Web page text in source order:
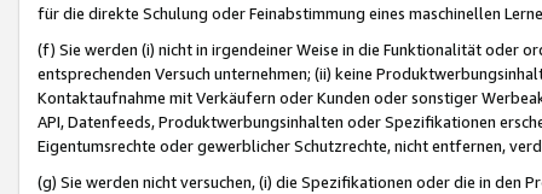
für die direkte Schulung oder Feinabstimmung eines maschinellen
(f) Sie werden (i) nicht in irgendeiner Weise in die Funktionalität oder
entsprechenden Versuch unternehmen; (ii) keine
Kontaktaufnahme mit Verkäufern oder Kunden oder sonstiger
API, Datenfeeds, Produktwerbungsinhalten oder Spezifikationen
Eigentumsrechte oder gewerblicher Schutzrechte, nicht entfernen,
(g) Sie werden nicht versuchen, (i) die Spezifikationen oder die in